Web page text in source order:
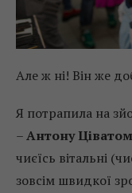
Але ж ні! Він же
Я потрапила на
–Антону
чиєїсь вітальні
зовсім швидкої